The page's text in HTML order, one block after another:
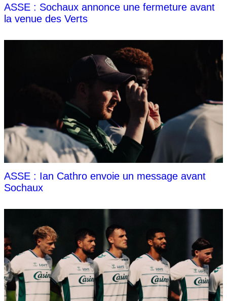
ASSE : Sochaux annonce une fermeture avant
la venue des Verts
ASSE : Ian Cathro envoie un message avant
Sochaux